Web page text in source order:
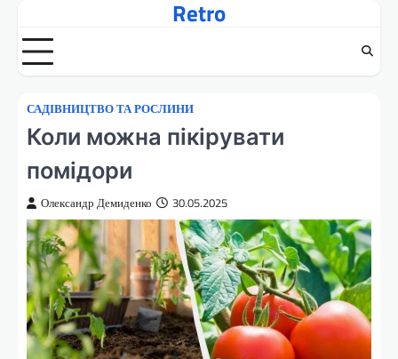
вмісту
Retro
САДІВНИЦТВО ТА РОСЛИНИ
Коли можна пікірувати
помідори
Олександр Демиденко 30.05.2025